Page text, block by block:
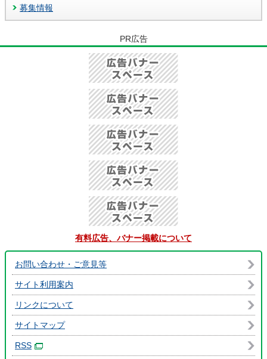
募集情報
PR広告
有料広告、バナー掲載について
お問い合わせ・ご意見等
サイト利用案内
リンクについて
サイトマップ
RSS